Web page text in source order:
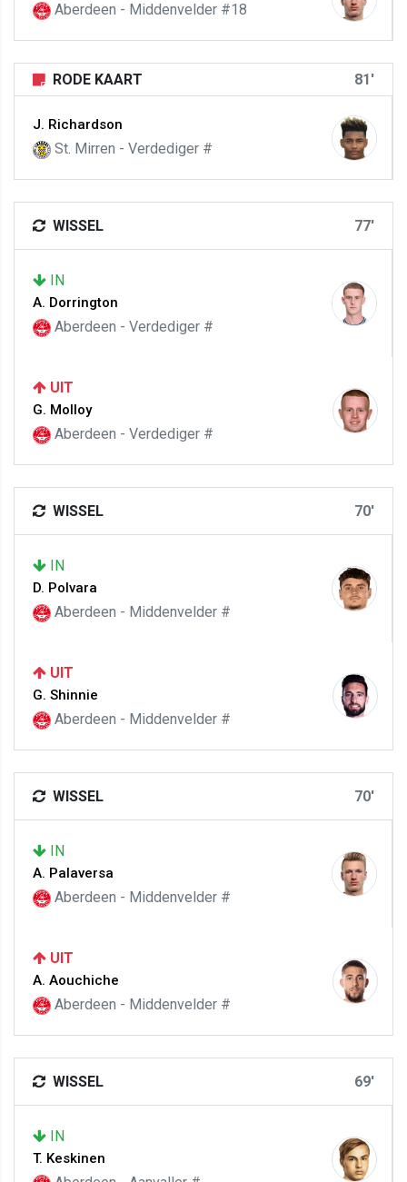
Aberdeen - Middenvelder #18
RODE KAART 81'
J. Richardson
St. Mirren - Verdediger #
WISSEL 77'
IN
A. Dorrington
Aberdeen - Verdediger #
UIT
G. Molloy
Aberdeen - Verdediger #
WISSEL 70'
IN
D. Polvara
Aberdeen - Middenvelder #
UIT
G. Shinnie
Aberdeen - Middenvelder #
WISSEL 70'
IN
A. Palaversa
Aberdeen - Middenvelder #
UIT
A. Aouchiche
Aberdeen - Middenvelder #
WISSEL 69'
IN
T. Keskinen